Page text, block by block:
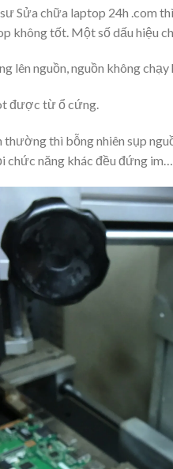
Sửa chữa laptop 24h .com
không tốt. Một số dấu hiệu
lên nguồn, nguồn không
được từ ổ cứng.
thường thì bỗng nhiên sụp
chức năng khác đều đứng im…